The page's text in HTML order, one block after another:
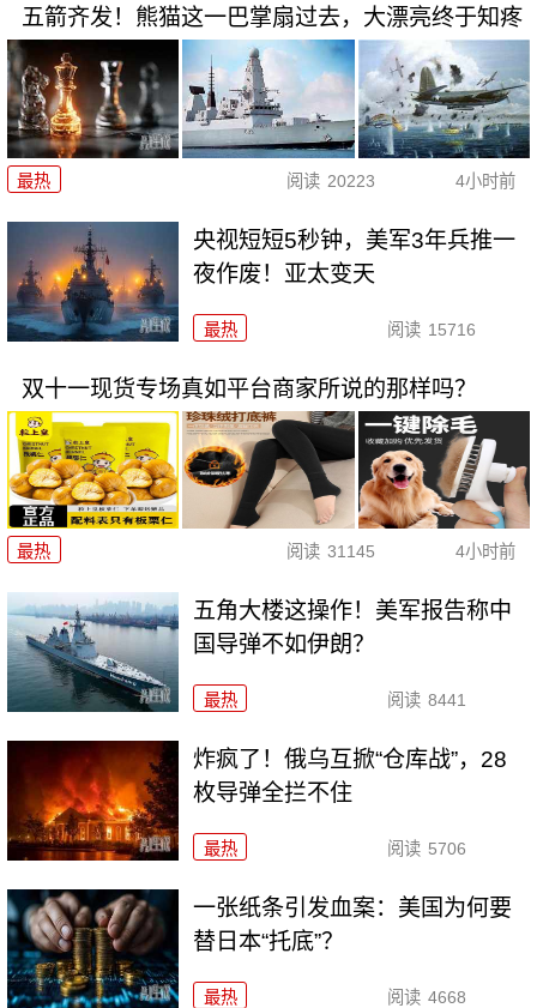
五箭齐发！熊猫这一巴掌扇过去，大漂亮终于知疼
最热 阅读 20223 4小时前
央视短短5秒钟，美军3年兵推一
夜作废！亚太变天
最热 阅读 15716
双十一现货专场真如平台商家所说的那样吗？
最热 阅读 31145 4小时前
五角大楼这操作！美军报告称中
国导弹不如伊朗？
最热 阅读 8441
炸疯了！俄乌互掀“仓库战”，28
枚导弹全拦不住
最热 阅读 5706
一张纸条引发血案：美国为何要
替日本“托底”？
最热 阅读 4668